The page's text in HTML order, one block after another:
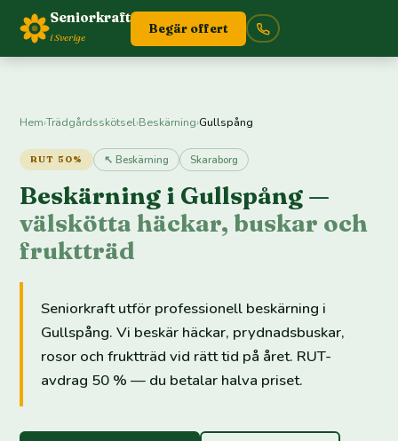
Seniorkraft
i Sverige
Begär offert
Hem›Trädgårdsskötsel›Beskärning›Gullspång
RUT 50% ↖ Beskärning Skaraborg
Beskärning i Gullspång —
välskötta häckar, buskar och
fruktträd
Seniorkraft utför professionell beskärning i
Gullspång. Vi beskär häckar, prydnadsbuskar,
rosor och fruktträd vid rätt tid på året. RUT-
avdrag 50 % — du betalar halva priset.